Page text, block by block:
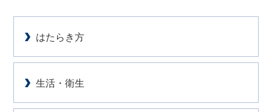
はたらき方
生活・衛生